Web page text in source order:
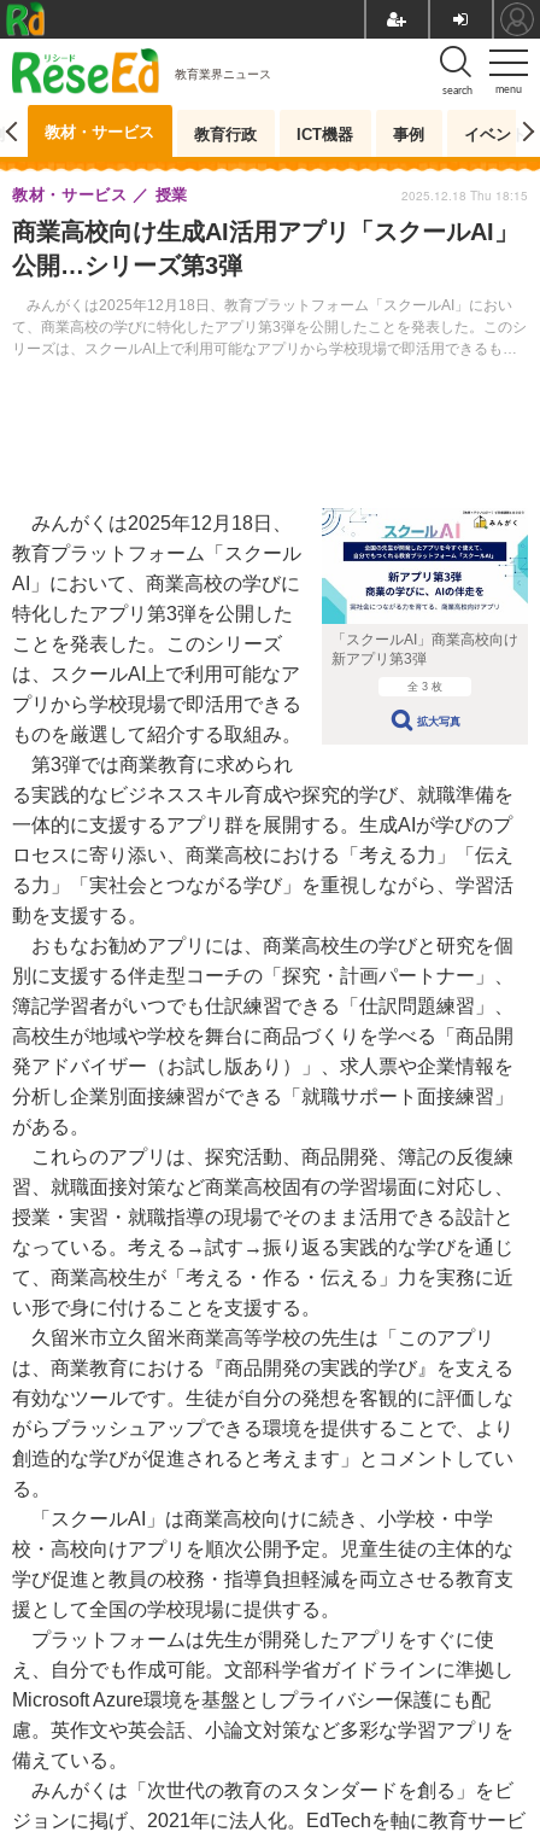
menu
search
教育業界ニュース
教材・サービス 教育行政 ICT機器 事例 イベント
商業高校向け生成AI活用アプリ「スクールAI」
公開…シリーズ第3弾
みんがくは2025年12月18日、教育プラットフォーム「スクールAI」におい
て、商業高校の学びに特化したアプリ第3弾を公開したことを発表した。このシ
リーズは、スクールAI上で利用可能なアプリから学校現場で即活用できるもの
教材・サービス 授業 2025.12.18 Thu 18:15
「スクールAI」商業高校向け
新アプリ第3弾
全 3 枚
拡大写真
みんがくは2025年12月18日、
教育プラットフォーム「スクール
AI」において、商業高校の学びに
特化したアプリ第3弾を公開した
ことを発表した。このシリーズ
は、スクールAI上で利用可能なア
プリから学校現場で即活用できる
ものを厳選して紹介する取組み。
第3弾では商業教育に求められ
る実践的なビジネススキル育成や探究的学び、就職準備を
一体的に支援するアプリ群を展開する。生成AIが学びのプ
ロセスに寄り添い、商業高校における「考える力」「伝え
る力」「実社会とつながる学び」を重視しながら、学習活
動を支援する。
おもなお勧めアプリには、商業高校生の学びと研究を個
別に支援する伴走型コーチの「探究・計画パートナー」、
簿記学習者がいつでも仕訳練習できる「仕訳問題練習」、
高校生が地域や学校を舞台に商品づくりを学べる「商品開
発アドバイザー（お試し版あり）」、求人票や企業情報を
分析し企業別面接練習ができる「就職サポート面接練習」
がある。
これらのアプリは、探究活動、商品開発、簿記の反復練
習、就職面接対策など商業高校固有の学習場面に対応し、
授業・実習・就職指導の現場でそのまま活用できる設計と
なっている。考える→試す→振り返る実践的な学びを通じ
て、商業高校生が「考える・作る・伝える」力を実務に近
い形で身に付けることを支援する。
久留米市立久留米商業高等学校の先生は「このアプリ
は、商業教育における『商品開発の実践的学び』を支える
有効なツールです。生徒が自分の発想を客観的に評価しな
がらブラッシュアップできる環境を提供することで、より
創造的な学びが促進されると考えます」とコメントしてい
る。
「スクールAI」は商業高校向けに続き、小学校・中学
校・高校向けアプリを順次公開予定。児童生徒の主体的な
学び促進と教員の校務・指導負担軽減を両立させる教育支
援として全国の学校現場に提供する。
プラットフォームは先生が開発したアプリをすぐに使
え、自分でも作成可能。文部科学省ガイドラインに準拠し
Microsoft Azure環境を基盤としプライバシー保護にも配
慮。英作文や英会話、小論文対策など多彩な学習アプリを
備えている。
みんがくは「次世代の教育のスタンダードを創る」をビ
ジョンに掲げ、2021年に法人化。EdTechを軸に教育サービ